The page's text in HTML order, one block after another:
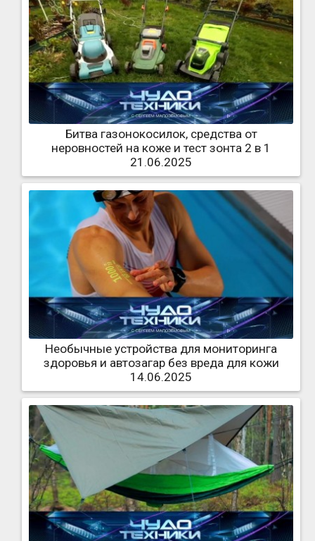
Битва газонокосилок, средства от
неровностей на коже и тест зонта 2 в 1
21.06.2025
Необычные устройства для мониторинга
здоровья и автозагар без вреда для кожи
14.06.2025